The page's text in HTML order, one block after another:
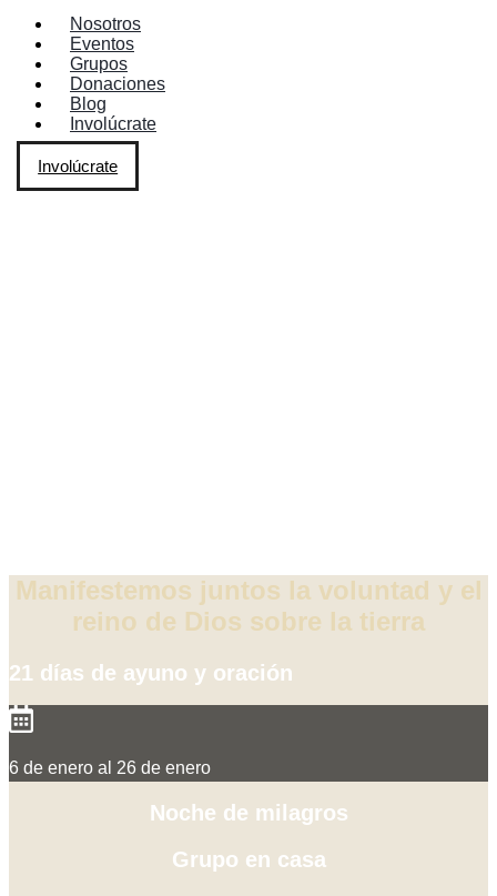
Nosotros
Eventos
Grupos
Donaciones
Blog
Involúcrate
Involúcrate
Manifestemos juntos la voluntad y el
reino de Dios sobre la tierra
21 días de ayuno y oración
6 de enero al 26 de enero
Noche de milagros
Grupo en casa